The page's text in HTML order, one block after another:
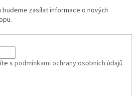
budeme zasílat informace o nových
s podmínkami ochrany osobních údajů